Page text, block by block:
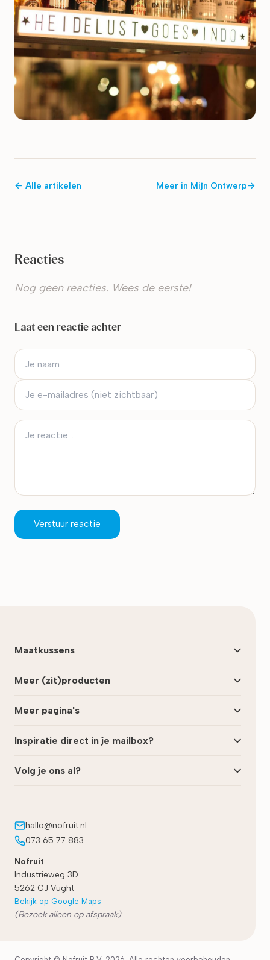
← Alle artikelen Meer in Mijn Ontwerp→
Reacties
Nog geen reacties. Wees de eerste!
Laat een reactie achter
Verstuur reactie
Maatkussens
Meer (zit)producten
Meer pagina's
Inspiratie direct in je mailbox?
Volg je ons al?
hallo@nofruit.nl
073 65 77 883
Nofruit
Industrieweg 3D
5262 GJ Vught
Bekijk op Google Maps
(Bezoek alleen op afspraak)